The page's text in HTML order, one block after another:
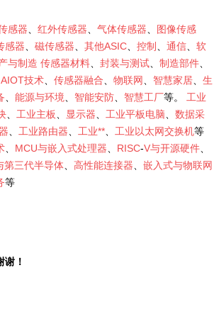
感器 红外传感器 气体传感器
图像传感
感器 磁传感器 其他ASIC 控制 通信
软
与制造 传感器材料 封装与测试 制造部件
AIOT技术 传感器融合 物联网 智慧家居
生
能源与环境 智能安防 智慧工厂等。 工业
工业主板 显示器 工业平板电脑
数据采
工业路由器 工业** 工业以太网交换机等
MCU与嵌入式处理器 RISC-V与开源硬件
第三代半导体 高性能连接器
嵌入式与物联网
等
！